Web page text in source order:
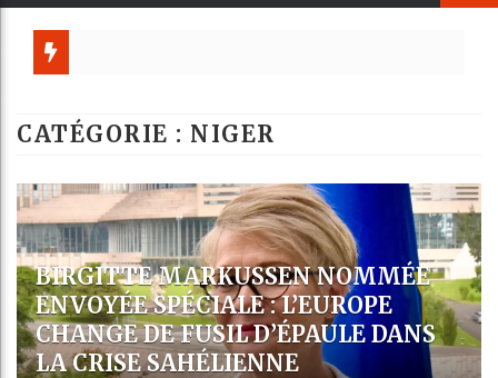
Bénin : Patrice
Aliko Dangote
CATÉGORIE : NIGER
CAN 2032 : LES PAYS DE
L’ALLIANCE DES ÉTATS DU SAHEL
AFFICHENT LEUR AMBITION
D’ACCUEILLIR LE TOURNOI